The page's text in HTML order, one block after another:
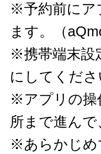
※予約前にア
ます。（
※携帯端末設
にしてくださ
※アプリの操
所まで進ん
※あらかじめ